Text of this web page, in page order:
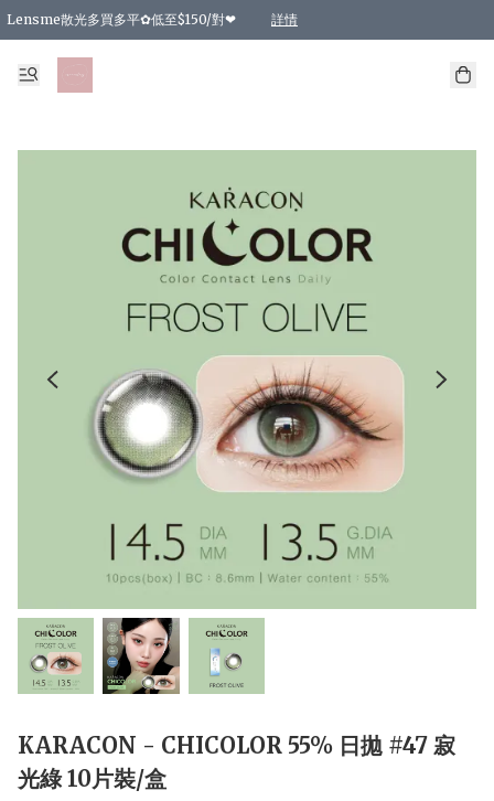
Lensme散光多買多平✿低至$150/對❤ 詳情
台灣Karacon⁩✧日拋 特價清貨❁⃘
日本韓國多款日/月拋現貨☼ 特價❤︎數量有限 售完即止
🇰🇷韓國多款月拋現貨 特價兩對$99✿數量有限 售完即止♫
精選商品，任選買2件或以上9 折；買4件或以上85 折；買6件或以上8 折
精選商品，任選買2件HKD 140.00；買4件HKD 260.00
精選商品，任選買2件HKD 190.00；買4件HKD 360.00
精選商品，任選買2件HKD 110.00；買4件HKD 180.00
精選商品，任選買2件HKD 170.00；買4件HKD 320.00
精選商品，任選買2件或以上減HKD 148.00
精選商品，任選買2件或以上減HKD 148.00
精選商品，任選買2件或以上95 折；買4件或以上9 折；買6件或以上85 折；買8件
精選商品，任選買12件或以上87 折
精選商品，任選買2件或以上減HKD 16.00；買4件或以上減HKD 32.00；買6
精選商品，任選買2件或以上95 折；買4件或以上9 折；買8件或以上85 折；買12
購物滿 HKD 800.00即享免運費優惠！（適用於 特定的送貨方式 )
KARACON - CHICOLOR 55% 日拋 #47 寂
光綠 10片裝/盒